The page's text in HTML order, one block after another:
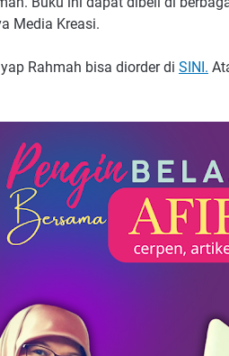
Media Kreasi.
Rahmah bisa diorder di SINI.